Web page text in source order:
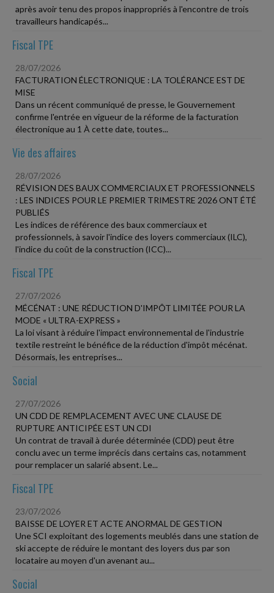
après avoir tenu des propos inappropriés à l'encontre de trois
travailleurs handicapés...
Fiscal TPE
28/07/2026
FACTURATION ÉLECTRONIQUE : LA TOLÉRANCE EST DE
MISE
Dans un récent communiqué de presse, le Gouvernement
confirme l'entrée en vigueur de la réforme de la facturation
électronique au 1 À cette date, toutes...
Vie des affaires
28/07/2026
RÉVISION DES BAUX COMMERCIAUX ET PROFESSIONNELS
: LES INDICES POUR LE PREMIER TRIMESTRE 2026 ONT ÉTÉ
PUBLIÉS
Les indices de référence des baux commerciaux et
professionnels, à savoir l'indice des loyers commerciaux (ILC),
l'indice du coût de la construction (ICC)...
Fiscal TPE
27/07/2026
MÉCÉNAT : UNE RÉDUCTION D'IMPÔT LIMITÉE POUR LA
MODE « ULTRA-EXPRESS »
La loi visant à réduire l'impact environnemental de l'industrie
textile restreint le bénéfice de la réduction d'impôt mécénat.
Désormais, les entreprises...
Social
27/07/2026
UN CDD DE REMPLACEMENT AVEC UNE CLAUSE DE
RUPTURE ANTICIPÉE EST UN CDI
Un contrat de travail à durée déterminée (CDD) peut être
conclu avec un terme imprécis dans certains cas, notamment
pour remplacer un salarié absent. Le...
Fiscal TPE
23/07/2026
BAISSE DE LOYER ET ACTE ANORMAL DE GESTION
Une SCI exploitant des logements meublés dans une station de
ski accepte de réduire le montant des loyers dus par son
locataire au moyen d'un avenant au...
Social